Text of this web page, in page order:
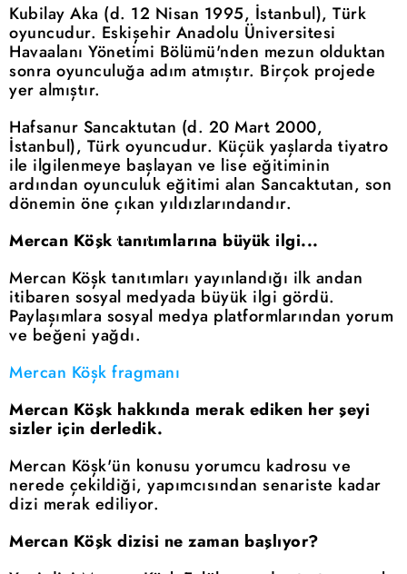
Kubilay Aka (d. 12 Nisan 1995, İstanbul), Türk
oyuncudur. Eskişehir Anadolu Üniversitesi
Havaalanı Yönetimi Bölümü'nden mezun olduktan
sonra oyunculuğa adım atmıştır. Birçok projede
yer almıştır.
Hafsanur Sancaktutan (d. 20 Mart 2000,
İstanbul), Türk oyuncudur. Küçük yaşlarda tiyatro
ile ilgilenmeye başlayan ve lise eğitiminin
ardından oyunculuk eğitimi alan Sancaktutan, son
dönemin öne çıkan yıldızlarındandır.
Mercan Köşk tanıtımlarına büyük ilgi...
Mercan Köşk tanıtımları yayınlandığı ilk andan
itibaren sosyal medyada büyük ilgi gördü.
Paylaşımlara sosyal medya platformlarından yorum
ve beğeni yağdı.
Mercan Köşk fragmanı
Mercan Köşk hakkında merak ediken her şeyi
sizler için derledik.
Mercan Köşk'ün konusu yorumcu kadrosu ve
nerede çekildiği, yapımcısından senariste kadar
dizi merak ediliyor.
Mercan Köşk dizisi ne zaman başlıyor?